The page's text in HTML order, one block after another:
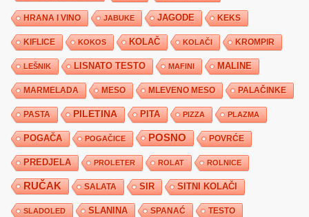
HRANA I VINO JABUKE JAGODE KEKS
KIFLICE KOKOS KOLAČ KOLAČI KROMPIR
LEŠNIK LISNATO TESTO MAFINI MALINE
MARMELADA MESO MLEVENO MESO PALAČINKE
PASTA PILETINA PITA PIZZA PLAZMA
POGAČA POGAČICE POSNO POVRĆE
PREDJELA PROLETER ROLAT ROLNICE
RUČAK SALATA SIR SITNI KOLAČI
SLADOLED SLANINA SPANAĆ TESTO